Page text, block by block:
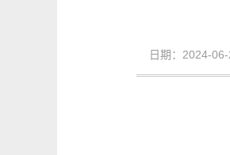
日期：2024-